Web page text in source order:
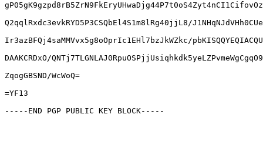
Q2qqlRxdc3evkRYD5P3CSQbEl4S1m8lRg40jjL8/
Ir3azBFQj4saMMVvx5g8oOprIc1EHl7bzJkWZkc/
DAAKCRDxO/
ZqogGBSND/WcWoQ=
=YF13
-----END PGP PUBLIC KEY BLOCK-----